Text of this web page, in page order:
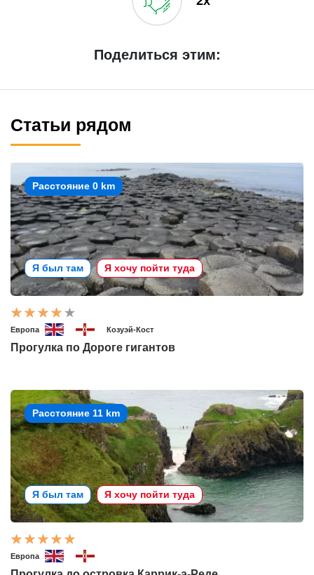
Поделиться этим:
Статьи рядом
Расстояние 0 km
Я был там Я хочу пойти туда
Европа Козуэй-Кост
Прогулка по Дороге гигантов
Расстояние 11 km
Я был там Я хочу пойти туда
Европа